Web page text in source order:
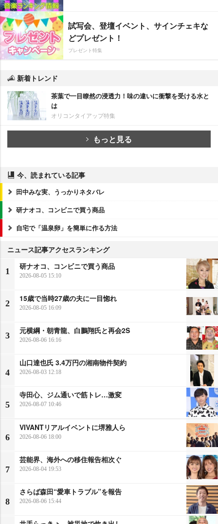
試写会、登壇イベント、サインチェキな
どプレゼント！
プレゼント特集
新着トレンド
茶葉で一目瞭然の浸透力！味の違いに衝撃を受ける水と
は
オリコンタイアップ特集
もっと見る
今、読まれている記事
田中みな実、うっかりネタバレ
研ナオコ、コンビニで買う商品
自宅で「温泉卵」を簡単に作る方法
ニュース記事アクセスランキング
1
研ナオコ、コンビニで買う商品
2026-08-05 15:10
2
15歳で当時27歳の夫に一目惚れ
2026-08-05 16:09
3
元横綱・朝青龍、白鵬翔氏と再会2S
2026-08-06 16:16
4
山口達也氏 3.4万円の湘南物件契約
2026-08-03 12:18
5
寺田心、ジム通いで筋トレ…激変
2026-08-07 10:46
6
VIVANTリアルイベントに堺雅人ら
2026-08-06 18:00
7
芸能界、海外への移住報告相次ぐ
2026-08-04 19:53
8
さらば森田“愛車トラブル”を報告
2026-08-06 15:44